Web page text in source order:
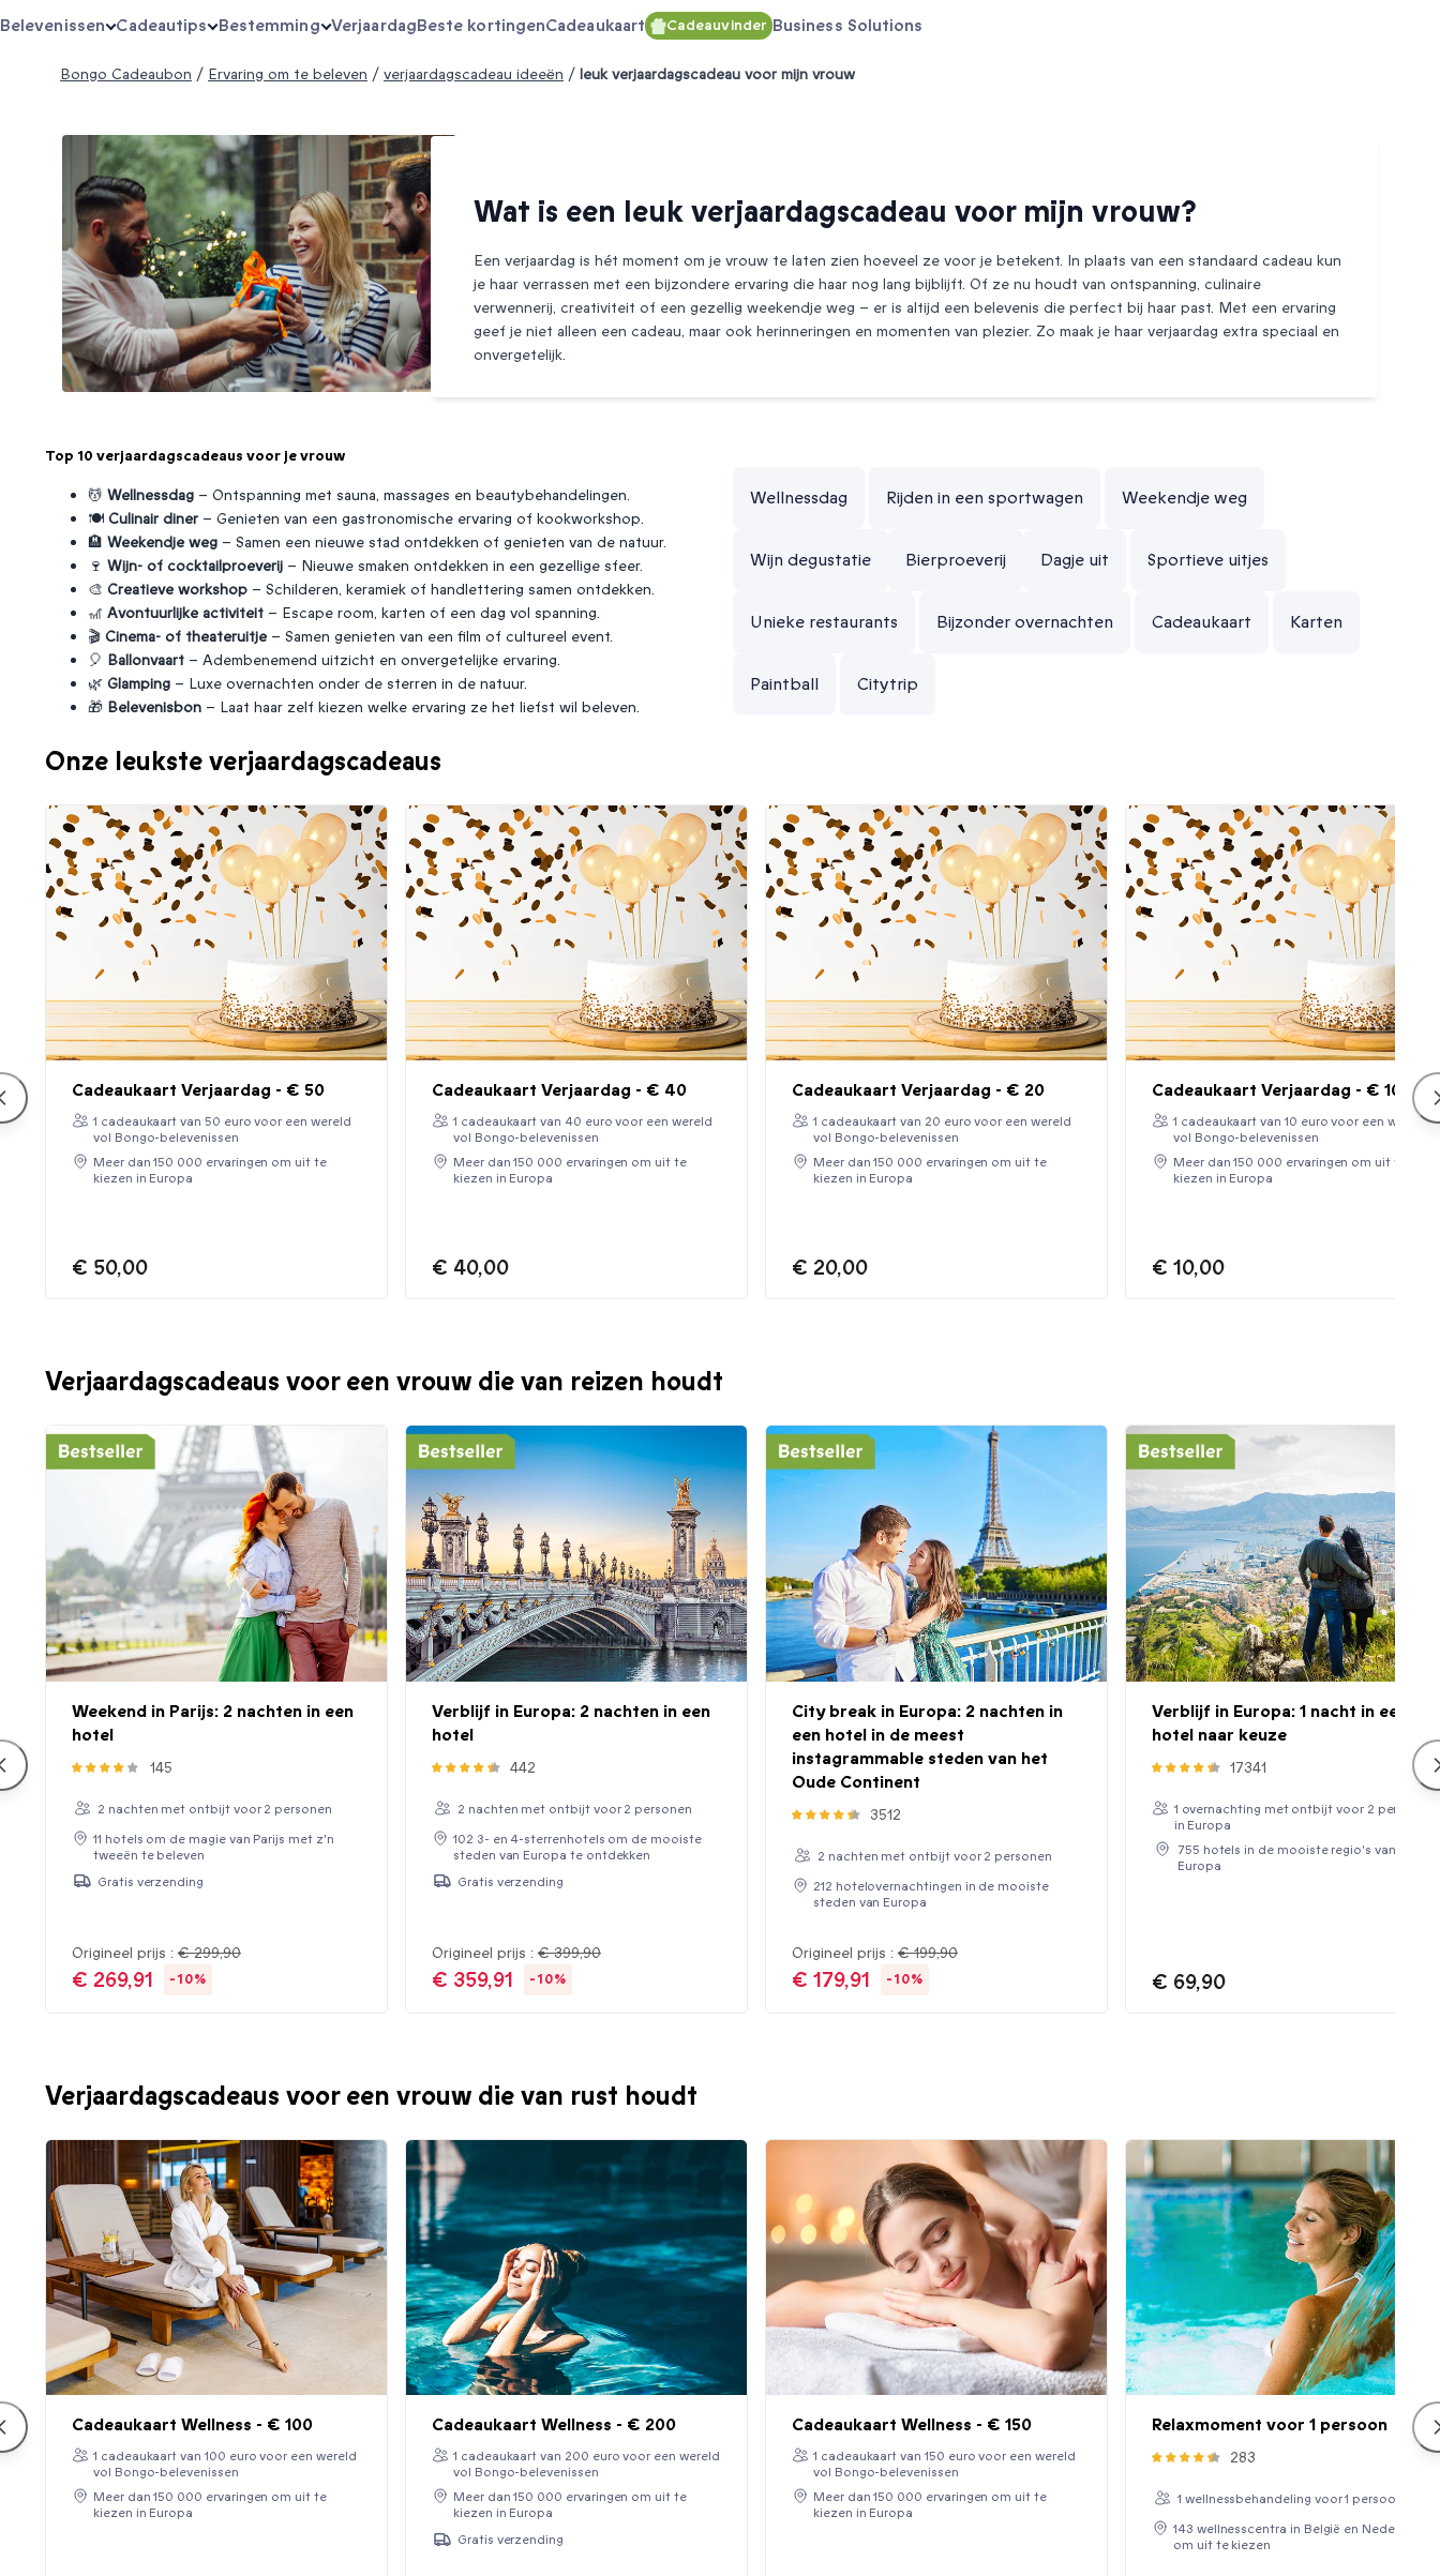
Belevenissen Cadeautips Bestemming VerjaardagBeste kortingenCadeaukaart Cadeauvinder Business Solutions
Bongo Cadeaubon / Ervaring om te beleven / verjaardagscadeau ideeën / leuk verjaardagscadeau voor mijn vrouw
Wat is een leuk verjaardagscadeau voor mijn vrouw?
Een verjaardag is hét moment om je vrouw te laten zien hoeveel ze voor je betekent. In plaats van een standaard cadeau kun
je haar verrassen met een bijzondere ervaring die haar nog lang bijblijft. Of ze nu houdt van ontspanning, culinaire
verwennerij, creativiteit of een gezellig weekendje weg – er is altijd een belevenis die perfect bij haar past. Met een ervaring
geef je niet alleen een cadeau, maar ook herinneringen en momenten van plezier. Zo maak je haar verjaardag extra speciaal en
onvergetelijk.
Top 10 verjaardagscadeaus voor je vrouw
💆 Wellnessdag – Ontspanning met sauna, massages en beautybehandelingen.
🍽️ Culinair diner – Genieten van een gastronomische ervaring of kookworkshop.
🏨 Weekendje weg – Samen een nieuwe stad ontdekken of genieten van de natuur.
🍷 Wijn- of cocktailproeverij – Nieuwe smaken ontdekken in een gezellige sfeer.
🎨 Creatieve workshop – Schilderen, keramiek of handlettering samen ontdekken.
🎢 Avontuurlijke activiteit – Escape room, karten of een dag vol spanning.
🎬 Cinema- of theateruitje– Samen genieten van een film of cultureel event.
🎈 Ballonvaart – Adembenemend uitzicht en onvergetelijke ervaring.
🌿 Glamping – Luxe overnachten onder de sterren in de natuur.
🎁 Belevenisbon – Laat haar zelf kiezen welke ervaring ze het liefst wil beleven.
Wellnessdag Rijden in een sportwagen Weekendje weg
Wijn degustatie Bierproeverij Dagje uit Sportieve uitjes
Unieke restaurants Bijzonder overnachten Cadeaukaart Karten
Paintball Citytrip
Onze leukste verjaardagscadeaus
Cadeaukaart Verjaardag - € 50
1 cadeaukaart van 50 euro voor een wereld
vol Bongo-belevenissen
Meer dan 150 000 ervaringen om uit te
kiezen in Europa
€ 50,00
Cadeaukaart Verjaardag - € 40
1 cadeaukaart van 40 euro voor een wereld
vol Bongo-belevenissen
Meer dan 150 000 ervaringen om uit te
kiezen in Europa
€ 40,00
Cadeaukaart Verjaardag - € 20
1 cadeaukaart van 20 euro voor een wereld
vol Bongo-belevenissen
Meer dan 150 000 ervaringen om uit te
kiezen in Europa
€ 20,00
Cadeaukaart Verjaardag - € 10
1 cadeaukaart van 10 euro voor een wereld
vol Bongo-belevenissen
Meer dan 150 000 ervaringen om uit te
kiezen in Europa
€ 10,00
Verjaardagscadeaus voor een vrouw die van reizen houdt
Weekend in Parijs: 2 nachten in een
hotel
145
2 nachten met ontbijt voor 2 personen
11 hotels om de magie van Parijs met z'n
tweeën te beleven
Gratis verzending
Origineel prijs : € 299,90
€ 269,91 -10%
Verblijf in Europa: 2 nachten in een
hotel
442
2 nachten met ontbijt voor 2 personen
102 3- en 4-sterrenhotels om de mooiste
steden van Europa te ontdekken
Gratis verzending
Origineel prijs : € 399,90
€ 359,91 -10%
City break in Europa: 2 nachten in
een hotel in de meest
instagrammable steden van het
Oude Continent
3512
2 nachten met ontbijt voor 2 personen
212 hotelovernachtingen in de mooiste
steden van Europa
Origineel prijs : € 199,90
€ 179,91 -10%
Verblijf in Europa: 1 nacht in een
hotel naar keuze
17341
1 overnachting met ontbijt voor 2 personen
in Europa
755 hotels in de mooiste regio's van
Europa
€ 69,90
Verjaardagscadeaus voor een vrouw die van rust houdt
Cadeaukaart Wellness - € 100
1 cadeaukaart van 100 euro voor een wereld
vol Bongo-belevenissen
Meer dan 150 000 ervaringen om uit te
kiezen in Europa
Cadeaukaart Wellness - € 200
1 cadeaukaart van 200 euro voor een wereld
vol Bongo-belevenissen
Meer dan 150 000 ervaringen om uit te
kiezen in Europa
Gratis verzending
Cadeaukaart Wellness - € 150
1 cadeaukaart van 150 euro voor een wereld
vol Bongo-belevenissen
Meer dan 150 000 ervaringen om uit te
kiezen in Europa
Relaxmoment voor 1 persoon
283
1 wellnessbehandeling voor 1 persoon
143 wellnesscentra in België en Nederland
om uit te kiezen